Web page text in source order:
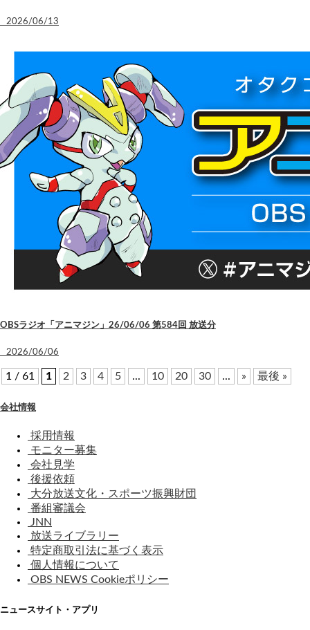
2026/06/13
OBSラジオ「アニマジン」26/06/06 第584回 放送分
2026/06/06
1 / 61 1 2 3 4 5 ... 10 20 30 ... » 最後 »
会社情報
採用情報
モニター募集
会社見学
後援依頼
大分放送文化・スポーツ振興財団
番組審議会
JNN
放送ライブラリー
特定商取引法に基づく表示
個人情報について
OBS NEWS Cookieポリシー
ニュースサイト・アプリ